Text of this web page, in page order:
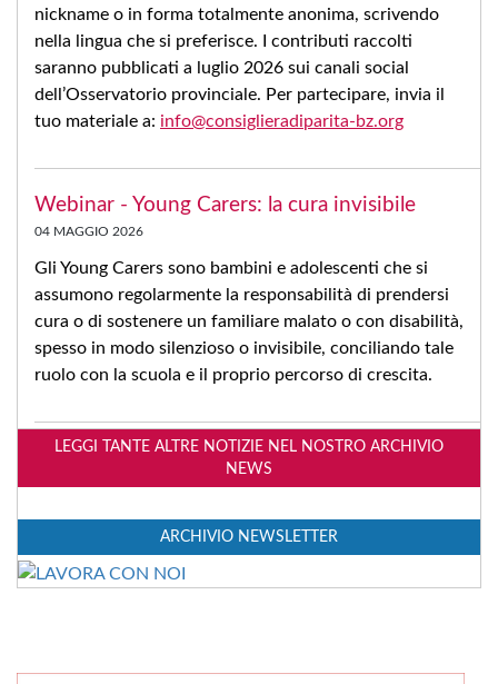
nickname o in forma totalmente anonima, scrivendo
nella lingua che si preferisce. I contributi raccolti
saranno pubblicati a luglio 2026 sui canali social
dell’Osservatorio provinciale. Per partecipare, invia il
tuo materiale a: info@consiglieradiparita-bz.org
Webinar - Young Carers: la cura invisibile
04 MAGGIO 2026
Gli Young Carers sono bambini e adolescenti che si
assumono regolarmente la responsabilità di prendersi
cura o di sostenere un familiare malato o con disabilità,
spesso in modo silenzioso o invisibile, conciliando tale
ruolo con la scuola e il proprio percorso di crescita.
LEGGI TANTE ALTRE NOTIZIE NEL NOSTRO ARCHIVIO
NEWS
ARCHIVIO NEWSLETTER